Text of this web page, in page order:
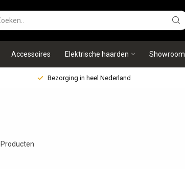
Accessoires Elektrische haarden Showroom
Bezorging in heel Nederland
Producten